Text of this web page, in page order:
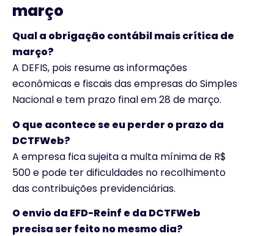
março
Qual a obrigação contábil mais crítica de
março?
A DEFIS, pois resume as informações
econômicas e fiscais das empresas do Simples
Nacional e tem prazo final em 28 de março.
O que acontece se eu perder o prazo da
DCTFWeb?
A empresa fica sujeita a multa mínima de R$
500 e pode ter dificuldades no recolhimento
das contribuições previdenciárias.
O envio da EFD-Reinf e da DCTFWeb
precisa ser feito no mesmo dia?